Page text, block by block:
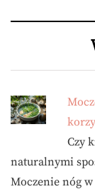
Czy
naturalnymi
Moczenie nóg